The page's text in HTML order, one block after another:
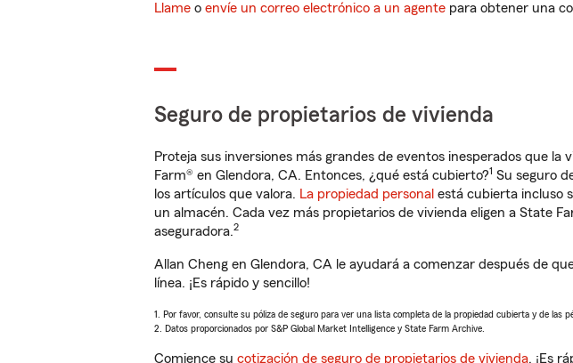
Llame o envíe un correo electrónico a un agente para obtener una
Seguro de propietarios de vivienda
Proteja sus inversiones más grandes de eventos inesperados que la
Farm® en Glendora, CA. Entonces, ¿qué está cubierto?1 Su seguro
los artículos que valora. La propiedad personal está cubierta incluso
un almacén. Cada vez más propietarios de vivienda eligen a State
aseguradora.2
Allan Cheng en Glendora, CA le ayudará a comenzar después de
línea. ¡Es rápido y sencillo!
1. Por favor, consulte su póliza de seguro para ver una lista completa de la propiedad cubierta y de las
2. Datos proporcionados por S&P Global Market Intelligence y State Farm Archive.
Comience su cotización de seguro de propietarios de vivienda. ¡Es